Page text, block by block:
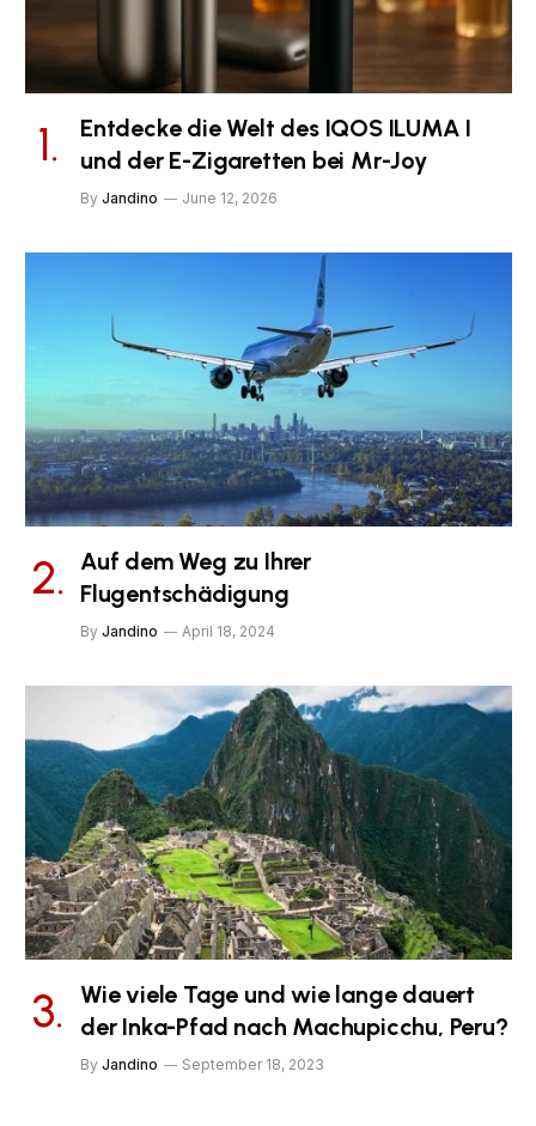
Entdecke die Welt des IQOS ILUMA I
und der E-Zigaretten bei Mr-Joy
By Jandino June 12, 2026
Auf dem Weg zu Ihrer
Flugentschädigung
By Jandino April 18, 2024
Wie viele Tage und wie lange dauert
der Inka-Pfad nach Machupicchu, Peru?
By Jandino September 18, 2023